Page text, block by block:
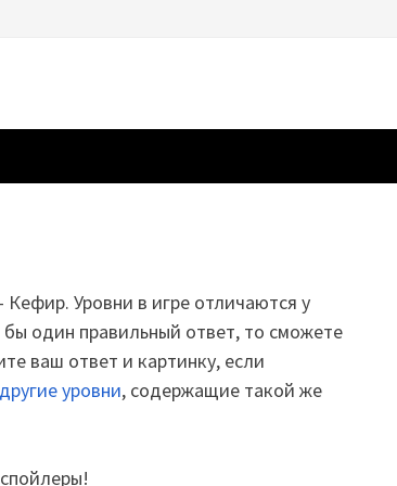
Кефир. Уровни в игре отличаются у
один правильный ответ, то сможете
ваш ответ и картинку, если
другие уровни, содержащие такой же